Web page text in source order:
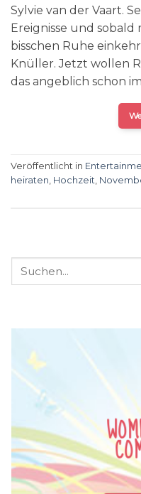
Sylvie van der Vaart.
Ereignisse und sobald
bisschen Ruhe
Knüller. Jetzt wollen
das angeblich schon
Veröffentlicht in
heiraten, Hochzeit,